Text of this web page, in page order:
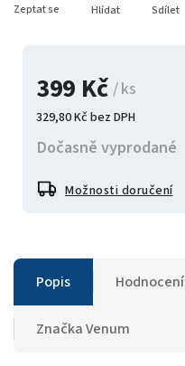
399 Kč / ks
329,80 Kč bez DPH
Dočasně vyprodané
Možnosti doručení
Zeptat se Hlídat Sdílet
Popis Hodnocení
ZnačkaVenum